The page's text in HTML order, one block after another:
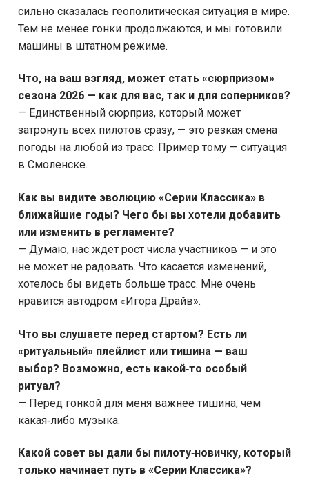
сильно сказалась геополитическая ситуация в мире.
Тем не менее гонки продолжаются, и мы готовили
машины в штатном режиме.
Что, на ваш взгляд, может стать «сюрпризом»
сезона 2026 — как для вас, так и для соперников?
— Единственный сюрприз, который может
затронуть всех пилотов сразу, — это резкая смена
погоды на любой из трасс. Пример тому — ситуация
в Смоленске.
Как вы видите эволюцию «Серии Классика» в
ближайшие годы? Чего бы вы хотели добавить
или изменить в регламенте?
— Думаю, нас ждет рост числа участников — и это
не может не радовать. Что касается изменений,
хотелось бы видеть больше трасс. Мне очень
нравится автодром «Игора Драйв».
Что вы слушаете перед стартом? Есть ли
«ритуальный» плейлист или тишина — ваш
выбор? Возможно, есть какой‑то особый
ритуал?
— Перед гонкой для меня важнее тишина, чем
какая‑либо музыка.
Какой совет вы дали бы пилоту‑новичку, который
только начинает путь в «Серии Классика»?